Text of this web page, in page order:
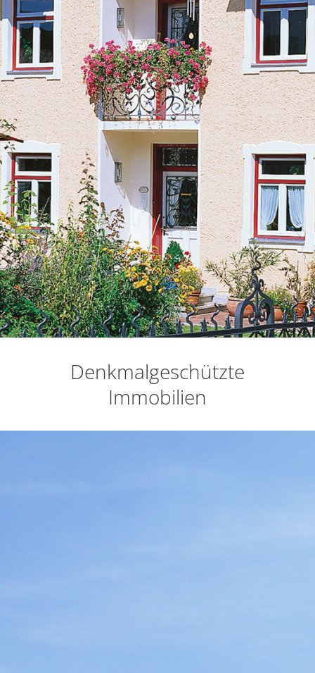
Denkmalgeschützte
Immobilien